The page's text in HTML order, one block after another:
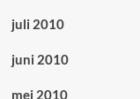
juli 2010
juni 2010
mei 2010